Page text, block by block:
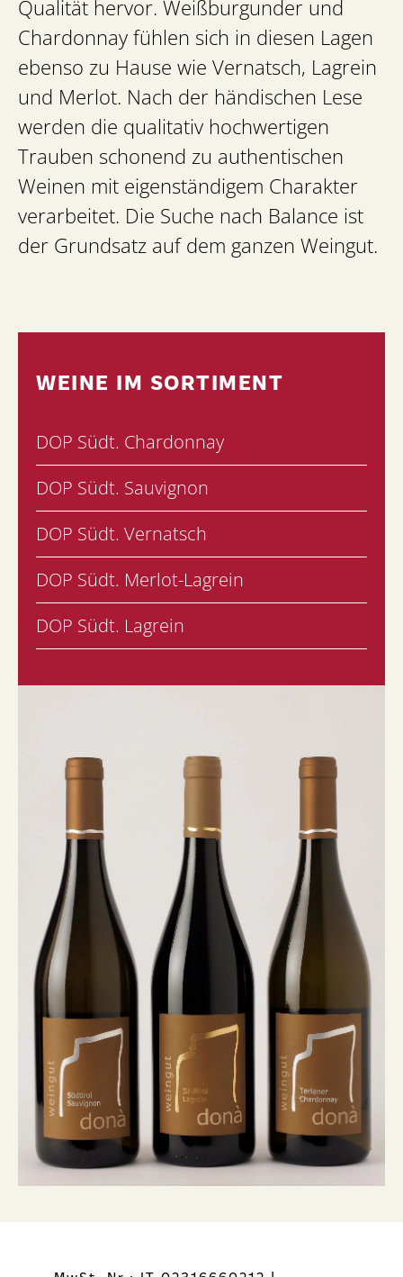
Qualität hervor. Weißburgunder und
Chardonnay fühlen sich in diesen Lagen
ebenso zu Hause wie Vernatsch, Lagrein
und Merlot. Nach der händischen Lese
werden die qualitativ hochwertigen
Trauben schonend zu authentischen
Weinen mit eigenständigem Charakter
verarbeitet. Die Suche nach Balance ist
der Grundsatz auf dem ganzen Weingut.
WEINE IM SORTIMENT
DOP Südt. Chardonnay
DOP Südt. Sauvignon
DOP Südt. Vernatsch
DOP Südt. Merlot-Lagrein
DOP Südt. Lagrein